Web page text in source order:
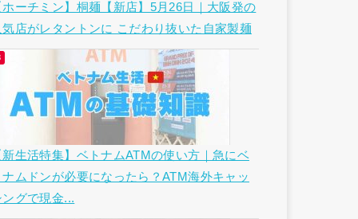
ホーチミン】桐麺【新店】5月26日｜大阪発の
気店がレタントンに こだわり抜いた自家製麺
新生活特集】ベトナムATMの使い方｜急にベ
ナムドンが必要になったら？ATM海外キャッ
ングで現金...